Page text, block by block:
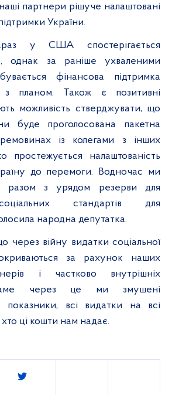
партнери рішуче налаштовані
України.
у США спостерігається
однак за раніше ухваленими
фінансова підтримка
з планом. Також є позитивні
можливість стверджувати, що
буде проголосована пакетна
із колегами з інших
простежується налаштованість
до перемоги. Водночас ми
разом з урядом резерви для
стандартів для
народна депутатка.
через війну видатки соціальної
за рахунок наших
і частково внутрішніх
через це ми змушені
показники, всі видатки на всі
ці кошти нам надає.